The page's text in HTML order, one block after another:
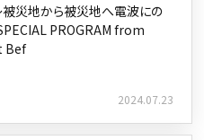
災地から被災地へ電波にの
PROGRAM from
Bef
2024.07.23